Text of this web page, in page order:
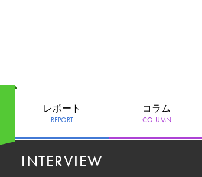
レポート
REPORT
コラム
COLUMN
INTERVIEW